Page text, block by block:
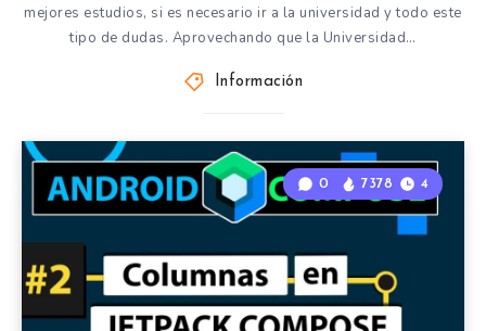
mejores estudios, si es necesario ir a la universidad y todo este
tipo de dudas. Aprovechando que la Universidad…
Información
0 7378 4